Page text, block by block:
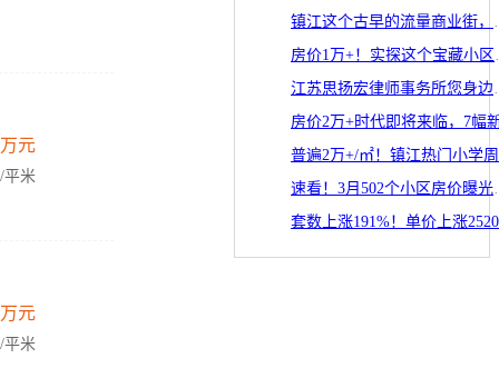
万元
平米
万元
平米
镇江这个
房价1万+
江苏思
速看！3